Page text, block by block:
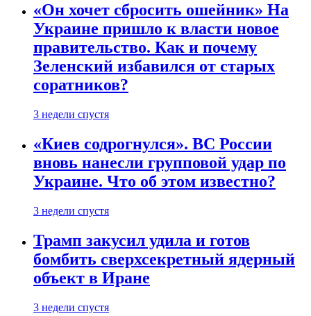
«Он хочет сбросить ошейник» На
Украине пришло к власти новое
правительство. Как и почему
Зеленский избавился от старых
соратников?
3 недели спустя
«Киев содрогнулся». ВС России
вновь нанесли групповой удар по
Украине. Что об этом известно?
3 недели спустя
Трамп закусил удила и готов
бомбить сверхсекретный ядерный
объект в Иране
3 недели спустя